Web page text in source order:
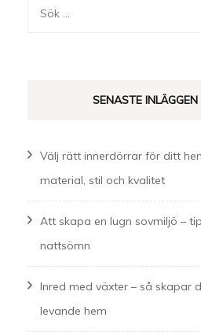
Sök
SENASTE INLÄGGEN
Välj rätt innerdörrar för ditt
material, stil och kvalitet
Att skapa en lugn sovmiljö –
nattsömn
Inred med växter – så skapar
levande hem